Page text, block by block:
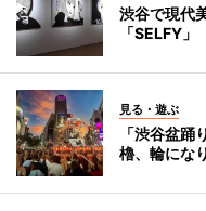
渋谷で現代
「SELFY
見る・遊ぶ
「渋谷盆
櫓、輪にな